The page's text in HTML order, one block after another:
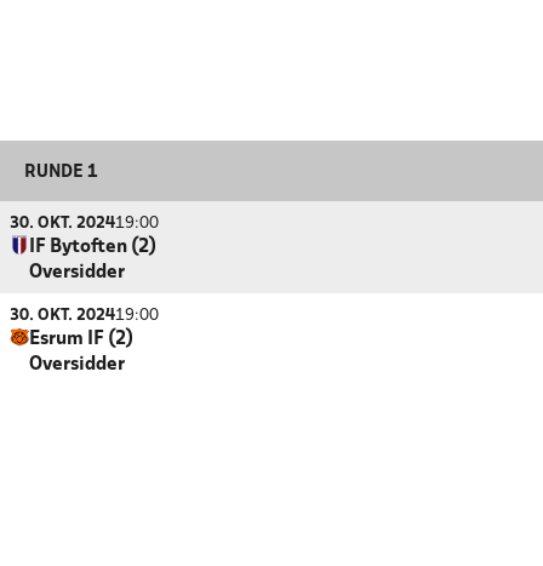
RUNDE 1
30. OKT. 202419:00
IF Bytoften (2)
Oversidder
30. OKT. 202419:00
Esrum IF (2)
Oversidder